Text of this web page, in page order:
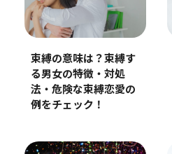
束縛の意味は？束縛す
る男女の特徴・対処
法・危険な束縛恋愛の
例をチェック！